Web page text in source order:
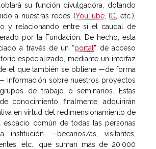
su función divulgadora, dotando
a nuestras redes (YouTube, IG , etc.),
y relacionando entre sí el caudal de
por la Fundación. De hecho, esta
a través de un “portal ” de acceso
especializado, mediante un interfaz
el que también se obtiene —de forma
información sobre nuestros proyectos
de trabajo o seminarios. Estas
conocimiento, finalmente, adquirirán
en virtud del redimensionamiento de
espacio común de todas las personas
institución —becarios/as, visitantes,
etc., que suman más de 20.000